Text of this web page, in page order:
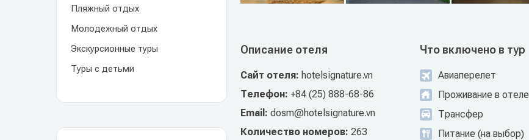
Пляжный отдых
Молодежный отдых
Экскурсионные туры
Туры с детьми
Описание отеля
Сайт отеля: hotelsignature.vn
Телефон: +84 (25) 888-68-86
Email: dosm@hotelsignature.vn
Количество номеров: 263
Что включено в тур
Авиаперелет
Проживание в отеле
Трансфер
Питание (на выбор)